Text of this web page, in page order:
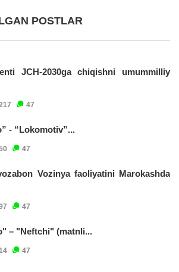
POSTLAR
JCH-2030ga chiqishni umummilliy
47
- “Lokomotiv”...
47
Vozinya faoliyatini Marokashda
47
– "Neftchi" (matnli...
47